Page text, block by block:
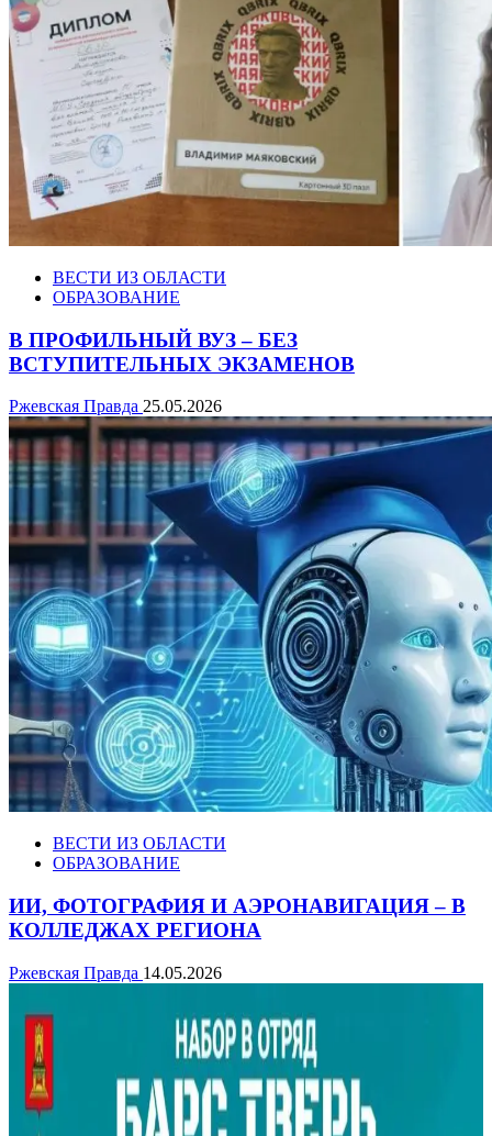
ВЕСТИ ИЗ ОБЛАСТИ
ОБРАЗОВАНИЕ
В ПРОФИЛЬНЫЙ ВУЗ – БЕЗ
ВСТУПИТЕЛЬНЫХ ЭКЗАМЕНОВ
Ржевская Правда 25.05.2026
ВЕСТИ ИЗ ОБЛАСТИ
ОБРАЗОВАНИЕ
ИИ, ФОТОГРАФИЯ И АЭРОНАВИГАЦИЯ – В
КОЛЛЕДЖАХ РЕГИОНА
Ржевская Правда 14.05.2026